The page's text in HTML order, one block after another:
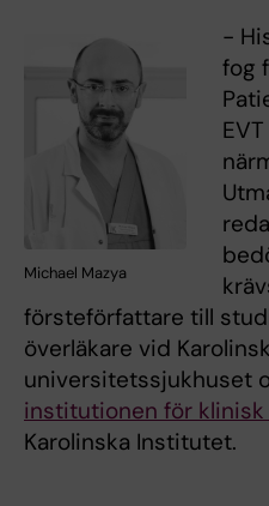
Michael Mazya
-
fog
försteförfattare till
överläkare vid
universitetssjukhuset
institutionen för
Karolinska Institutet.